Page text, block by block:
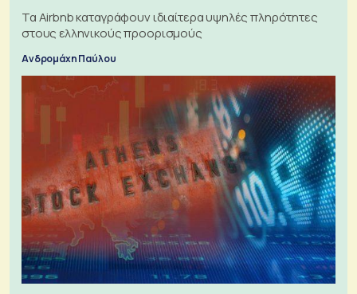
Τα Airbnb καταγράφουν ιδιαίτερα υψηλές πληρότητες
στους ελληνικούς προορισμούς
Ανδρομάχη Παύλου